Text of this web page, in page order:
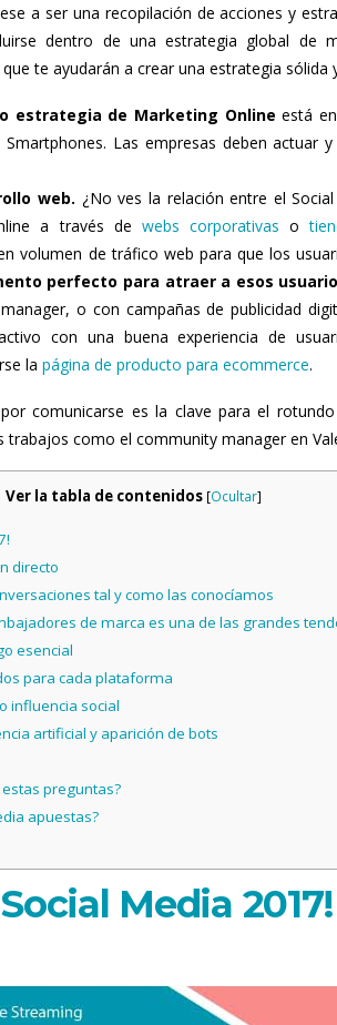
a ser una recopilación de acciones y
dentro de una estrategia global de
que te ayudarán a crear una estrategia sólida
estrategia de Marketing Online está
Las empresas deben actuar
web. ¿No ves la relación entre el
a través de webs corporativas o
volumen de tráfico web para que los
perfecto para atraer a esos
o con campañas de publicidad
con una buena experiencia de
la página de producto para ecommerce.
comunicarse es la clave para el
trabajos como el community manager en
Ver la tabla de contenidos [Ocultar]
directo
tal y como las conocíamos
de marca es una de las grandes
esencial
para cada plataforma
influencia social
artificial y aparición de bots
preguntas?
apuestas?
Media 2017!